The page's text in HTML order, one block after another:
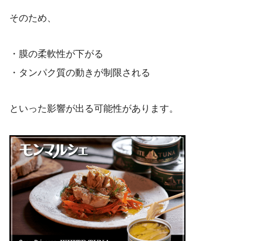
そのため、
・膜の柔軟性が下がる
・タンパク質の動きが制限される
といった影響が出る可能性があります。